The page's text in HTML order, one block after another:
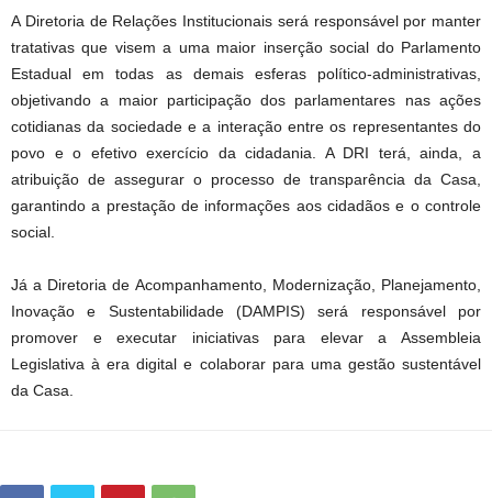
A Diretoria de Relações Institucionais será responsável por manter
tratativas que visem a uma maior inserção social do Parlamento
Estadual em todas as demais esferas político-administrativas,
objetivando a maior participação dos parlamentares nas ações
cotidianas da sociedade e a interação entre os representantes do
povo e o efetivo exercício da cidadania. A DRI terá, ainda, a
atribuição de assegurar o processo de transparência da Casa,
garantindo a prestação de informações aos cidadãos e o controle
social.
Já a Diretoria de Acompanhamento, Modernização, Planejamento,
Inovação e Sustentabilidade (DAMPIS) será responsável por
promover e executar iniciativas para elevar a Assembleia
Legislativa à era digital e colaborar para uma gestão sustentável
da Casa.